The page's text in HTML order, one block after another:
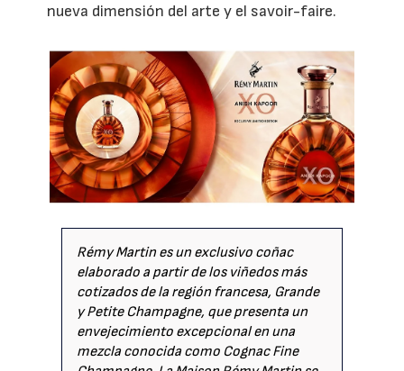
nueva dimensión del arte y el savoir-faire.
Rémy Martin es un exclusivo coñac
elaborado a partir de los viñedos más
cotizados de la región francesa, Grande
y Petite Champagne, que presenta un
envejecimiento excepcional en una
mezcla conocida como Cognac Fine